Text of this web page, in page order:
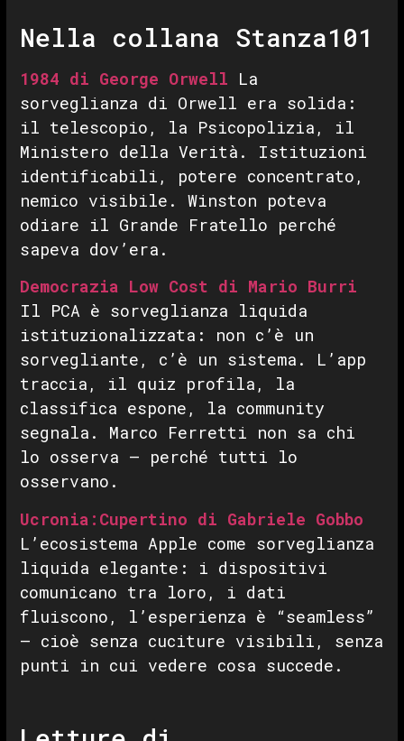
Nella collana Stanza101
1984 di George Orwell La
sorveglianza di Orwell era solida:
il telescopio, la Psicopolizia, il
Ministero della Verità. Istituzioni
identificabili, potere concentrato,
nemico visibile. Winston poteva
odiare il Grande Fratello perché
sapeva dov’era.
Democrazia Low Cost di Mario Burri
Il PCA è sorveglianza liquida
istituzionalizzata: non c’è un
sorvegliante, c’è un sistema. L’app
traccia, il quiz profila, la
classifica espone, la community
segnala. Marco Ferretti non sa chi
lo osserva — perché tutti lo
osservano.
Ucronia:Cupertino di Gabriele Gobbo
L’ecosistema Apple come sorveglianza
liquida elegante: i dispositivi
comunicano tra loro, i dati
fluiscono, l’esperienza è “seamless”
— cioè senza cuciture visibili, senza
punti in cui vedere cosa succede.